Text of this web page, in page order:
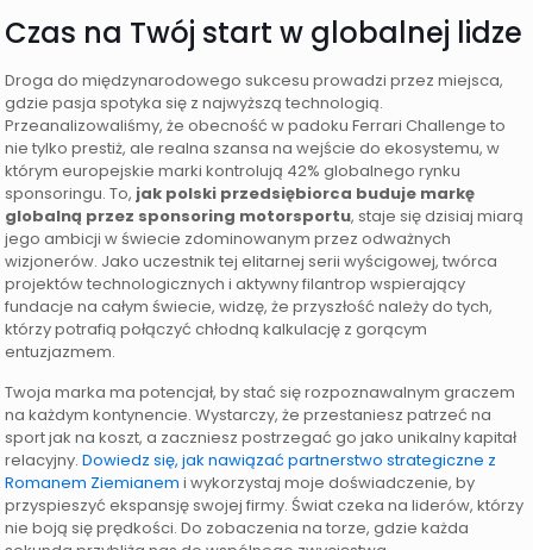
Czas na Twój start w globalnej lidze
Droga do międzynarodowego sukcesu prowadzi przez miejsca,
gdzie pasja spotyka się z najwyższą technologią.
Przeanalizowaliśmy, że obecność w padoku Ferrari Challenge to
nie tylko prestiż, ale realna szansa na wejście do ekosystemu, w
którym europejskie marki kontrolują 42% globalnego rynku
sponsoringu. To, jak polski przedsiębiorca buduje markę
globalną przez sponsoring motorsportu, staje się dzisiaj miarą
jego ambicji w świecie zdominowanym przez odważnych
wizjonerów. Jako uczestnik tej elitarnej serii wyścigowej, twórca
projektów technologicznych i aktywny filantrop wspierający
fundacje na całym świecie, widzę, że przyszłość należy do tych,
którzy potrafią połączyć chłodną kalkulację z gorącym
entuzjazmem.
Twoja marka ma potencjał, by stać się rozpoznawalnym graczem
na każdym kontynencie. Wystarczy, że przestaniesz patrzeć na
sport jak na koszt, a zaczniesz postrzegać go jako unikalny kapitał
relacyjny.Dowiedz się, jak nawiązać partnerstwo strategiczne z
Romanem Ziemianem i wykorzystaj moje doświadczenie, by
przyspieszyć ekspansję swojej firmy. Świat czeka na liderów, którzy
nie boją się prędkości. Do zobaczenia na torze, gdzie każda